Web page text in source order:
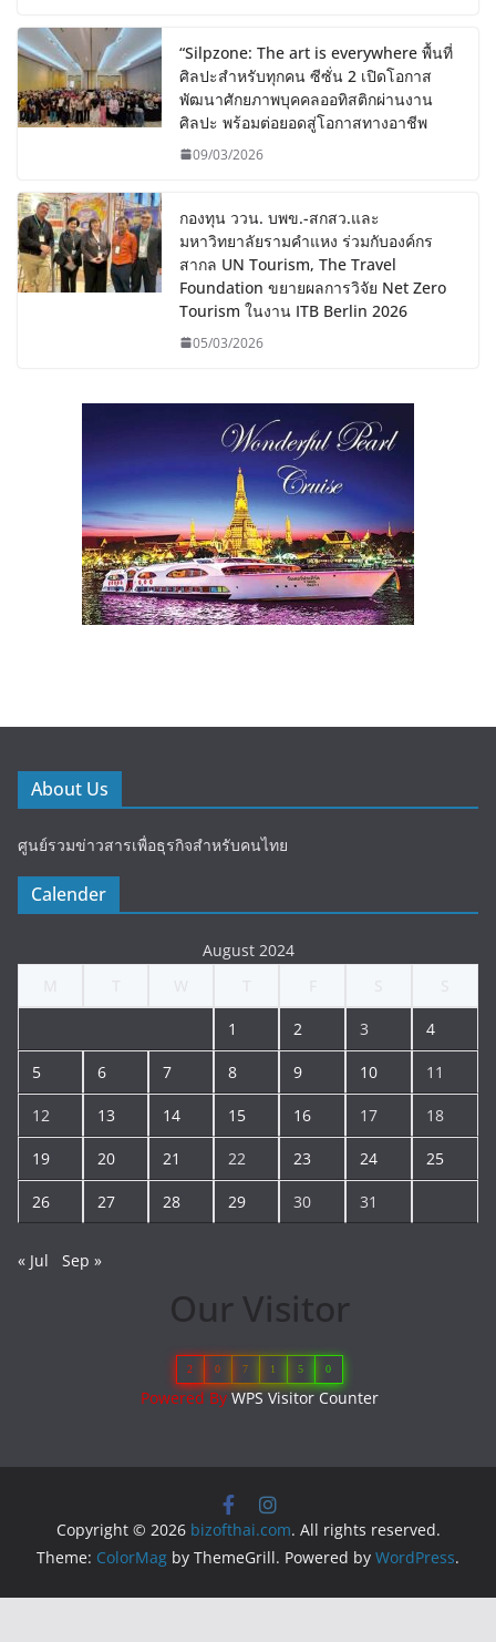
“Silpzone: The art is everywhere พื้นที่
ศิลปะสำหรับทุกคน ซีซั่น 2 เปิดโอกาส
พัฒนาศักยภาพบุคคลออทิสติกผ่านงาน
ศิลปะ พร้อมต่อยอดสู่โอกาสทางอาชีพ
09/03/2026
กองทุน ววน. บพข.-สกสว.และ
มหาวิทยาลัยรามคำแหง ร่วมกับองค์กร
สากล UN Tourism, The Travel
Foundation ขยายผลการวิจัย Net Zero
Tourism ในงาน ITB Berlin 2026
05/03/2026
About Us
ศูนย์รวมข่าวสารเพื่อธุรกิจสำหรับคนไทย
Calender
August 2024
1 2 3 4
5 6 7 8 9 10 11
12 13 14 15 16 17 18
19 20 21 22 23 24 25
26 27 28 29 30 31
« Jul Sep »
Our Visitor
2 0 7 1 5 0
Powered ByWPS Visitor Counter
Copyright © 2026 bizofthai.com. All rights reserved.
Theme: ColorMag by ThemeGrill. Powered by WordPress.